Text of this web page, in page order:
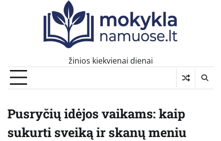
žinios kiekvienai dienai
Pusryčių idėjos vaikams: kaip
sukurti sveiką ir skanų meniu